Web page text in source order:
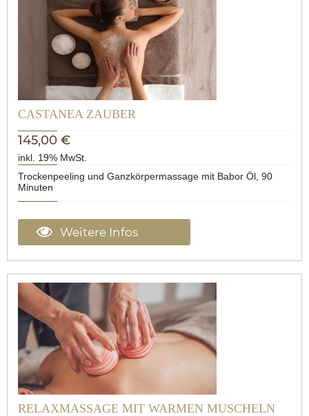
CASTANEA ZAUBER
145,00 €
inkl. 19% MwSt.
Trockenpeeling und Ganzkörpermassage mit Babor Öl, 90
Minuten
Weitere Infos
RELAXMASSAGE MIT WARMEN MUSCHELN